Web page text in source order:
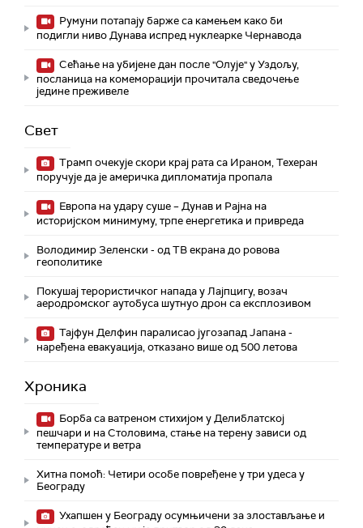
Румуни потапају барже са камењем како би
подигли ниво Дунава испред нуклеарке Чернавода
Сећање на убијене дан после "Олује" у Уздољу,
посланица на комеморацији прочитала сведочење
једине преживеле
Свет
Трамп очекује скори крај рата са Ираном, Техеран
поручује да је америчка дипломатија пропала
Европа на удару суше – Дунав и Рајна на
историјском минимуму, трпе енергетика и привреда
Володимир Зеленски - од ТВ екрана до ровова
геополитике
Покушај терористичког напада у Лајпцигу, возач
аеродромског аутобуса шутнуо дрон са експлозивом
Тајфун Делфин паралисао југозапад Јапана -
наређена евакуација, отказано више од 500 летова
Хроника
Борба са ватреном стихијом у Делиблатској
пешчари и на Столовима, стање на терену зависи од
температуре и ветра
Хитна помоћ: Четири особе повређене у три удеса у
Београду
Ухапшен у Београду осумњичени за злостављање и